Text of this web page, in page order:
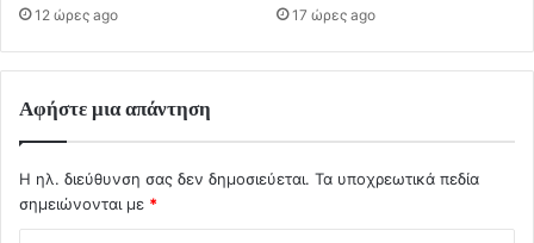
12 ώρες ago 17 ώρες ago
Αφήστε μια απάντηση
Η ηλ. διεύθυνση σας δεν δημοσιεύεται. Τα υποχρεωτικά πεδία
σημειώνονται με *